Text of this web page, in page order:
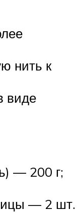
нить к
виде
— 200 г;
— 2 шт.